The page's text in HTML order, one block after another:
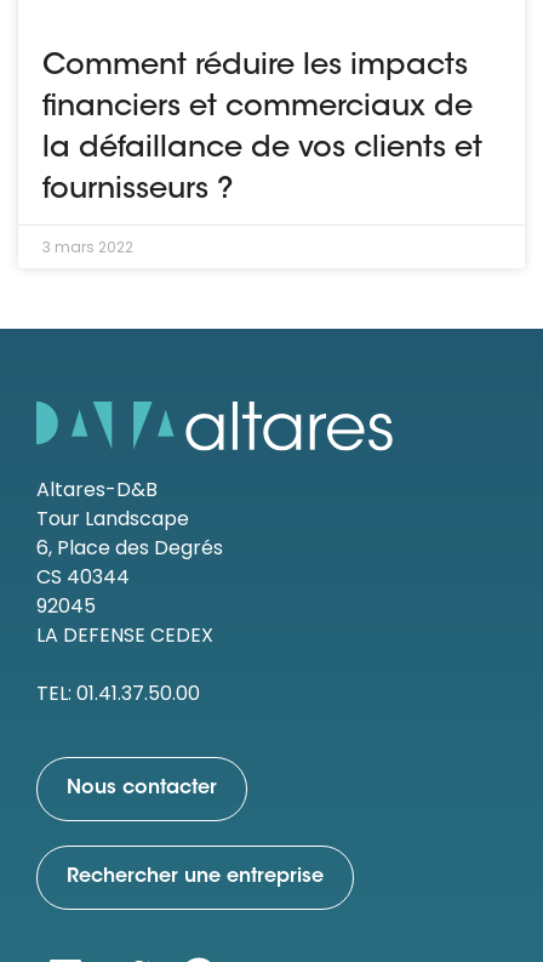
Comment réduire les impacts
financiers et commerciaux de
la défaillance de vos clients et
fournisseurs ?
3 mars 2022
Altares-D&B
Tour Landscape
6, Place des Degrés
CS 40344
92045
LA DEFENSE CEDEX
TEL: 01.41.37.50.00
Nous contacter
Rechercher une entreprise